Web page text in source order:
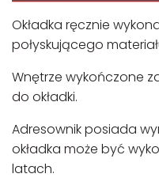
Okładka ręcznie
połyskującego
Wnętrze wykończone
do okładki.
Adresownik posiada
okładka może być
latach.